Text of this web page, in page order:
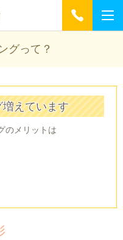
グって？
えています
のメリットは